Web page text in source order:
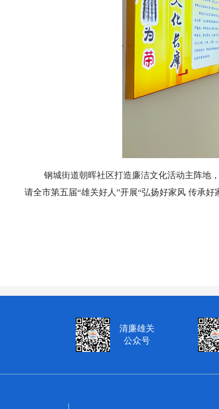
钢城街道朝晖社区打造廉洁文化活动主阵地
请全市第五届“雄关好人”开展“弘扬好家风 传承
清廉雄关
公众号